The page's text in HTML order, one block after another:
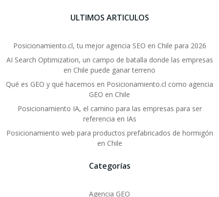
ULTIMOS ARTICULOS
Posicionamiento.cl, tu mejor agencia SEO en Chile para 2026
AI Search Optimization, un campo de batalla donde las empresas
en Chile puede ganar terreno
Qué es GEO y qué hacemos en Posicionamiento.cl como agencia
GEO en Chile
Posicionamiento IA, el camino para las empresas para ser
referencia en IAs
Posicionamiento web para productos prefabricados de hormigón
en Chile
Categorías
Agencia GEO